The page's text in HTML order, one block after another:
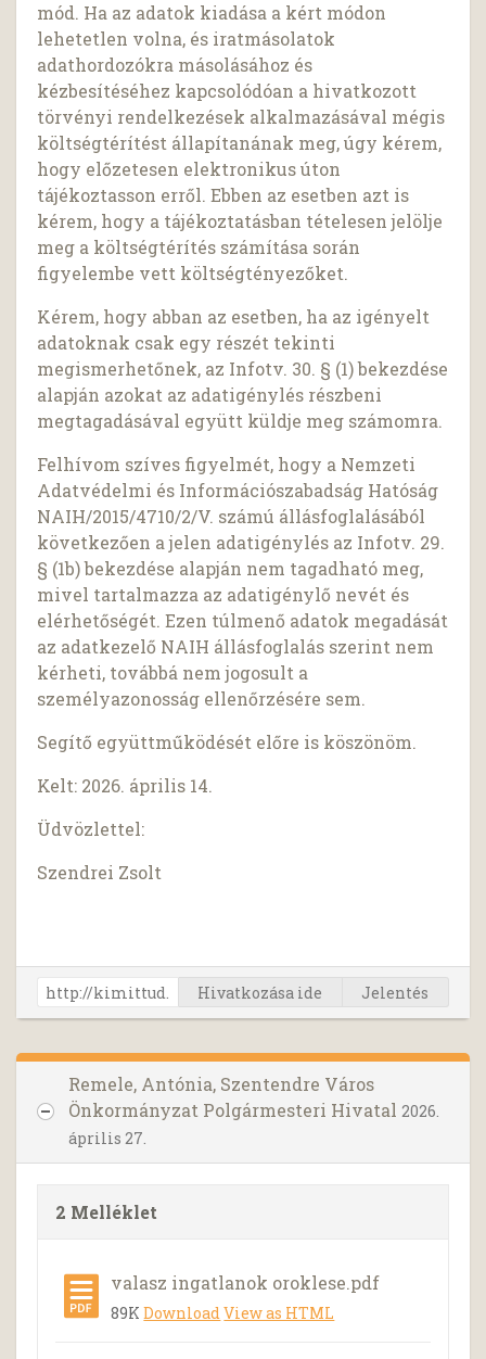
mód. Ha az adatok kiadása a kért módon
lehetetlen volna, és iratmásolatok
adathordozókra másolásához és
kézbesítéséhez kapcsolódóan a hivatkozott
törvényi rendelkezések alkalmazásával mégis
költségtérítést állapítanának meg, úgy kérem,
hogy előzetesen elektronikus úton
tájékoztasson erről. Ebben az esetben azt is
kérem, hogy a tájékoztatásban tételesen jelölje
meg a költségtérítés számítása során
figyelembe vett költségtényezőket.
Kérem, hogy abban az esetben, ha az igényelt
adatoknak csak egy részét tekinti
megismerhetőnek, az Infotv. 30. § (1) bekezdése
alapján azokat az adatigénylés részbeni
megtagadásával együtt küldje meg számomra.
Felhívom szíves figyelmét, hogy a Nemzeti
Adatvédelmi és Információszabadság Hatóság
NAIH/2015/4710/2/V. számú állásfoglalásából
következően a jelen adatigénylés az Infotv. 29.
§ (1b) bekezdése alapján nem tagadható meg,
mivel tartalmazza az adatigénylő nevét és
elérhetőségét. Ezen túlmenő adatok megadását
az adatkezelő NAIH állásfoglalás szerint nem
kérheti, továbbá nem jogosult a
személyazonosság ellenőrzésére sem.
Segítő együttműködését előre is köszönöm.
Kelt: 2026. április 14.
Üdvözlettel:
Szendrei Zsolt
Hivatkozása ide Jelentés
Remele, Antónia, Szentendre Város
Önkormányzat Polgármesteri Hivatal 2026.
április 27.
2 Melléklet
valasz ingatlanok oroklese.pdf
89KDownloadView as HTML